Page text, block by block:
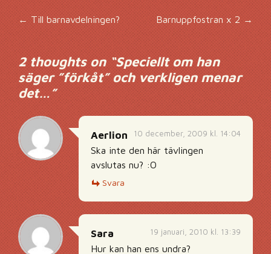
Inläggsnavigering
← Till barnavdelningen? Barnuppfostran x 2→
2 thoughts on “Speciellt om han
säger ”förkåt” och verkligen menar
det…”
10 december, 2009 kl. 14:04
Aerlion
Ska inte den här tävlingen
avslutas nu? :O
Svara
19 januari, 2010 kl. 13:39
Sara
Hur kan han ens undra?